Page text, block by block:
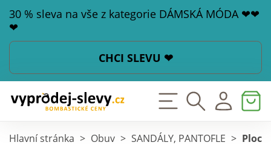
30 % sleva na vše z kategorie DÁMSKÁ MÓDA ❤❤
❤
CHCI SLEVU ❤
Hlavní stránka > Obuv > SANDÁLY, PANTOFLE >